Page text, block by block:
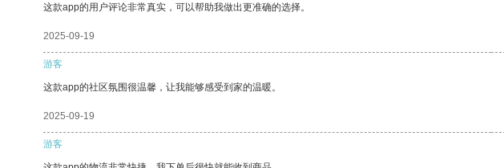
这款app的用户评论非常真实，可以帮助我做出更准确的选择。
2025-09-19
游客
这款app的社区氛围很温馨，让我能够感受到家的温暖。
2025-09-19
游客